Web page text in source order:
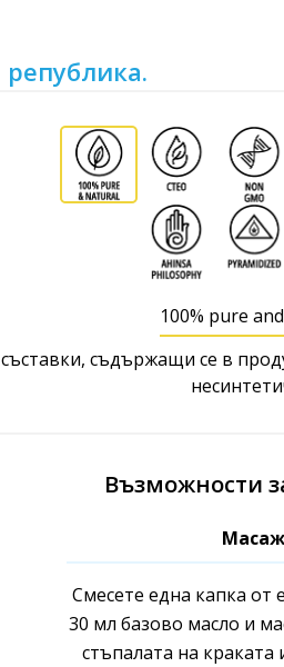
100% pure
съдържащи се в
Възможности
Масаж
Смесете една капка от
30 мл базово масло и
стъпалата на краката